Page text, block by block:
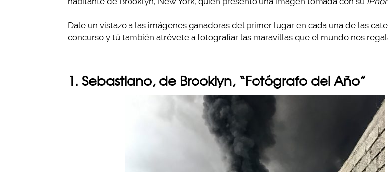
Dale un vistazo a las imágenes ganadoras del primer lugar en cada una de las
concurso y tú también atrévete a fotografiar las maravillas que el mundo nos
1. Sebastiano, de Brooklyn, “Fotógrafo del Año”